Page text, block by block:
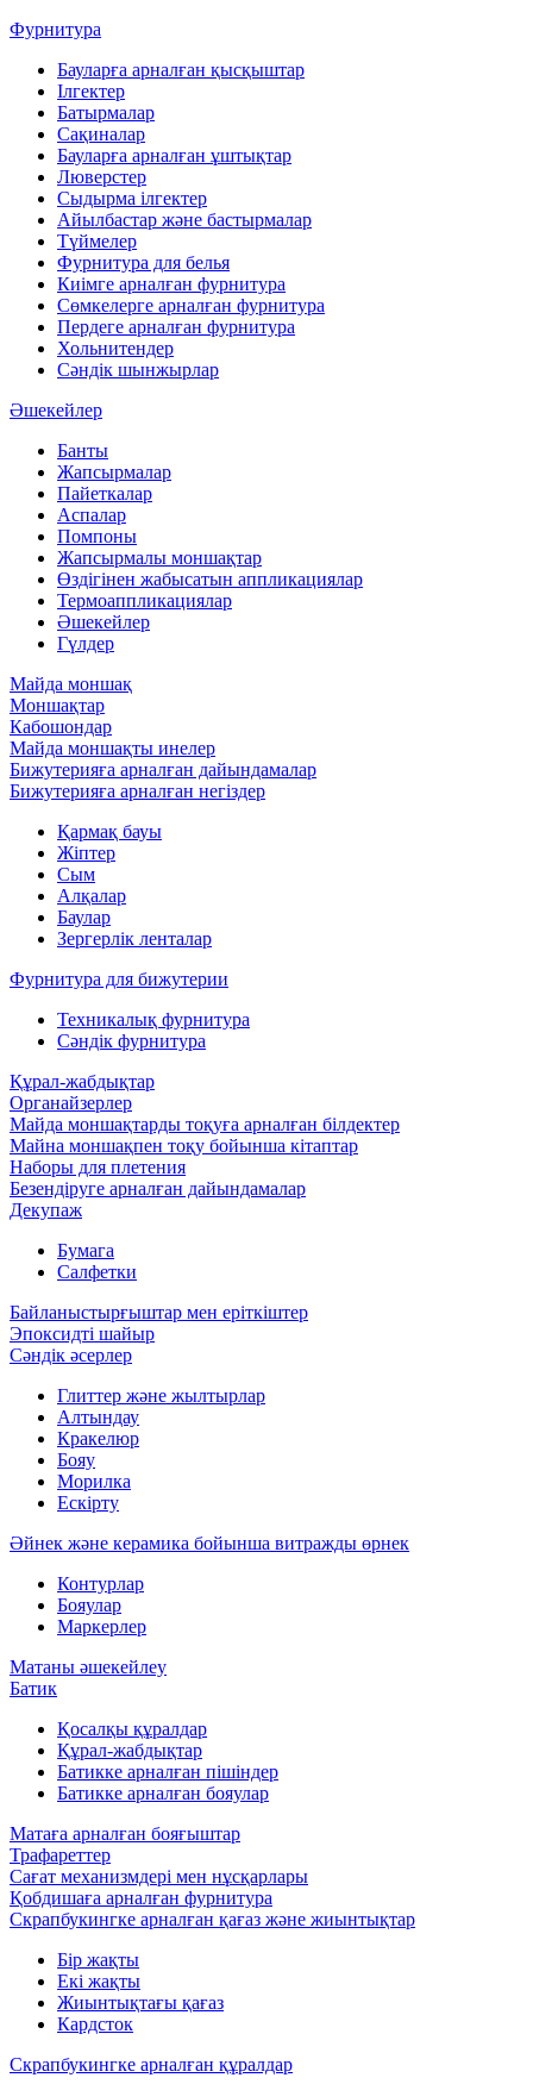
Фурнитура
Бауларға арналған қысқыштар
Ілгектер
Батырмалар
Сақиналар
Бауларға арналған ұштықтар
Люверстер
Сыдырма ілгектер
Айылбастар және бастырмалар
Түймелер
Фурнитура для белья
Киімге арналған фурнитура
Сөмкелерге арналған фурнитура
Пердеге арналған фурнитура
Хольнитендер
Сәндік шынжырлар
Әшекейлер
Банты
Жапсырмалар
Пайеткалар
Аспалар
Помпоны
Жапсырмалы моншақтар
Өздігінен жабысатын аппликациялар
Термоаппликациялар
Әшекейлер
Гүлдер
Майда моншақ
Моншақтар
Кабошондар
Майда моншақты инелер
Бижутерияға арналған дайындамалар
Бижутерияға арналған негіздер
Қармақ бауы
Жіптер
Сым
Алқалар
Баулар
Зергерлік ленталар
Фурнитура для бижутерии
Техникалық фурнитура
Сәндік фурнитура
Құрал-жабдықтар
Органайзерлер
Майда моншақтарды тоқуға арналған білдектер
Майна моншақпен тоқу бойынша кітаптар
Наборы для плетения
Безендіруге арналған дайындамалар
Декупаж
Бумага
Салфетки
Байланыстырғыштар мен еріткіштер
Эпоксидті шайыр
Сәндік әсерлер
Глиттер және жылтырлар
Алтындау
Кракелюр
Бояу
Морилка
Ескірту
Әйнек және керамика бойынша витражды өрнек
Контурлар
Бояулар
Маркерлер
Матаны әшекейлеу
Батик
Қосалқы құралдар
Құрал-жабдықтар
Батикке арналған пішіндер
Батикке арналған бояулар
Матаға арналған бояғыштар
Трафареттер
Сағат механизмдері мен нұсқарлары
Қобдишаға арналған фурнитура
Скрапбукингке арналған қағаз және жиынтықтар
Бір жақты
Екі жақты
Жиынтықтағы қағаз
Кардсток
Скрапбукингке арналған құралдар